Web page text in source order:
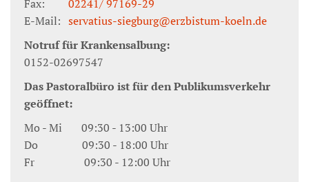
Fax:
02241/ 97169-29
E-Mail: servatius-siegburg@erzbistum-koeln.de
Notruf für Krankensalbung:
0152-02697547
Das Pastoralbüro ist für den Publikumsverkehr
geöffnet:
Mo - Mi 09:30 - 13:00 Uhr
Do 09:30 - 18:00 Uhr
Fr 09:30 - 12:00 Uhr